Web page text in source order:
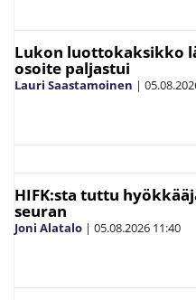
Lukon luottokaksikko
osoite paljastui
Lauri Saastamoinen |
HIFK:sta tuttu
seuran
Joni Alatalo | 05.08.2026 11:40